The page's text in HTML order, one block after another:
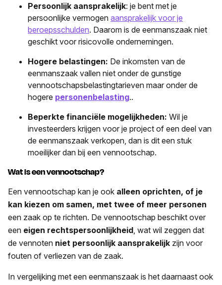
Persoonlijk aansprakelijk: je bent met je
persoonlijke vermogen aansprakelijk voor je
beroepsschulden. Daarom is de eenmanszaak niet
geschikt voor risicovolle ondernemingen.
Hogere belastingen: De inkomsten van de
eenmanszaak vallen niet onder de gunstige
vennootschapsbelastingtarieven maar onder de
hogere personenbelasting..
Beperkte financiële mogelijkheden: Wil je
investeerders krijgen voor je project of een deel van
de eenmanszaak verkopen, dan is dit een stuk
moeilijker dan bij een vennootschap.
Wat is een vennootschap?
Een vennootschap kan je ook alleen oprichten, of je
kan kiezen om samen, met twee of meer personen
een zaak op te richten. De vennootschap beschikt over
een eigen rechtspersoonlijkheid, wat wil zeggen dat
de vennoten niet persoonlijk aansprakelijk zijn voor
fouten of verliezen van de zaak.
In vergelijking met een eenmanszaak is het daarnaast ook